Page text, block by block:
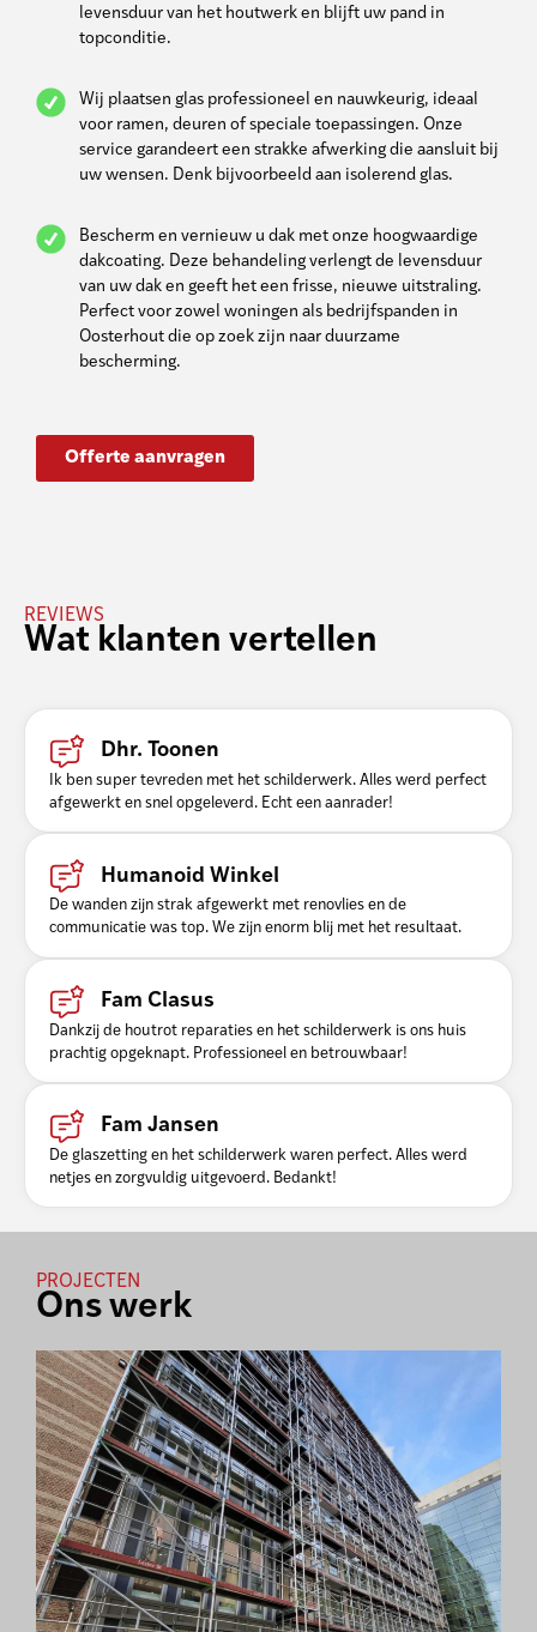
levensduur van het houtwerk en blijft uw pand in
topconditie.
Wij plaatsen glas professioneel en nauwkeurig, ideaal
voor ramen, deuren of speciale toepassingen. Onze
service garandeert een strakke afwerking die aansluit bij
uw wensen. Denk bijvoorbeeld aan isolerend glas.
Bescherm en vernieuw u dak met onze hoogwaardige
dakcoating. Deze behandeling verlengt de levensduur
van uw dak en geeft het een frisse, nieuwe uitstraling.
Perfect voor zowel woningen als bedrijfspanden in
Oosterhout die op zoek zijn naar duurzame
bescherming.
Offerte aanvragen
REVIEWS
Wat klanten vertellen
Dhr. Toonen
Ik ben super tevreden met het schilderwerk. Alles werd perfect
afgewerkt en snel opgeleverd. Echt een aanrader!
Humanoid Winkel
De wanden zijn strak afgewerkt met renovlies en de
communicatie was top. We zijn enorm blij met het resultaat.
Fam Clasus
Dankzij de houtrot reparaties en het schilderwerk is ons huis
prachtig opgeknapt. Professioneel en betrouwbaar!
Fam Jansen
De glaszetting en het schilderwerk waren perfect. Alles werd
netjes en zorgvuldig uitgevoerd. Bedankt!
PROJECTEN
Ons werk